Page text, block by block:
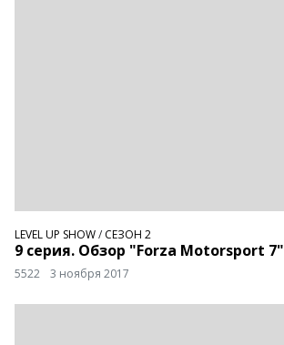
LEVEL UP SHOW/ СЕЗОН 2
9 серия. Обзор "Forza Motorsport 7"
5522 3 ноября 2017